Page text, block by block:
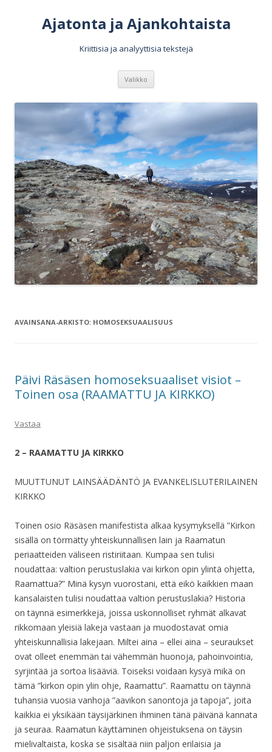
Ajatonta ja Ajankohtaista
Kriittisia ja analyyttisia tekstejä
Valikko
AVAINSANA-ARKISTO: HOMOSEKSUAALISUUS
Päivi Räsäsen homoseksuaaliset visiot –
Toinen osa (RAAMATTU JA KIRKKO)
Vastaa
2 – RAAMATTU JA KIRKKO
MUUTTUNUT LAINSÄÄDÄNTÖ JA EVANKELISLUTERILAINEN
KIRKKO
Toinen osio Räsäsen manifestista alkaa kysymyksellä ”Kirkon
sisällä on törmätty yhteiskunnallisen lain ja Raamatun
periaatteiden väliseen ristiriitaan. Kumpaa sen tulisi
noudattaa: valtion perustuslakia vai kirkon opin ylintä ohjetta,
Raamattua?” Minä kysyn vuorostani, että eikö kaikkien maan
kansalaisten tulisi noudattaa valtion perustuslakia? Historia
on täynnä esimerkkejä, joissa uskonnolliset ryhmät alkavat
rikkomaan yleisiä lakeja vastaan ja muodostavat omia
yhteiskunnallisia lakejaan. Miltei aina – ellei aina – seuraukset
ovat olleet enemmän tai vähemmän huonoja, pahoinvointia,
syrjintää ja sortoa lisääviä. Toiseksi voidaan kysyä mikä on
tämä ”kirkon opin ylin ohje, Raamattu”. Raamattu on täynnä
tuhansia vuosia vanhoja ”aavikon sanontoja ja tapoja”, joita
kaikkia ei yksikään täysijärkinen ihminen tänä päivänä kannata
ja seuraa. Raamatun käyttäminen ohjeistuksena on täysin
mielivaltaista, koska se sisältää niin paljon erilaisia ja